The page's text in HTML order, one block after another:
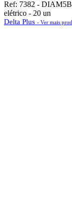
Ref: 7382 -
elétrico - 20 un
Delta Plus - Ver mais